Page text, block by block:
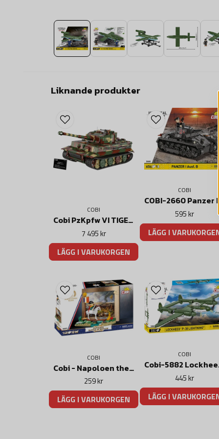
Liknande produkter
COBI
Cobi PzKpfw VI TIGER Ausf. E Executive Edition 2in1 i skala 1:12
7 495 kr
LÄGG I VARUKORGEN
COBI
595 kr
LÄGG I
COBI
Cobi - Napoloen the battle of Moscow byggsats
259 kr
LÄGG I VARUKORGEN
COBI
445 kr
LÄGG I